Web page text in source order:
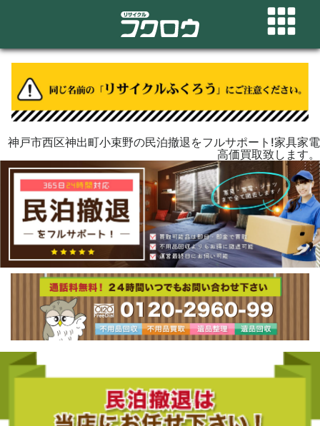
神戸市西区神出町小束野の民泊撤退をフルサポート!家具家電
高価買取致します。